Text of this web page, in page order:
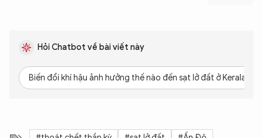
Hỏi Chatbot về bài viết này
Biến đổi khí hậu ảnh hưởng thế nào đến sạt lở đất ở Kerala?